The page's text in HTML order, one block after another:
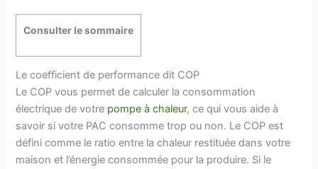
Consulter le sommaire
Le coefficient de performance dit COP
Le COP vous permet de calculer la consommation
électrique de votre pompe à chaleur, ce qui vous aide à
savoir si votre PAC consomme trop ou non. Le COP est
défini comme le ratio entre la chaleur restituée dans votre
maison et l’énergie consommée pour la produire. Si le